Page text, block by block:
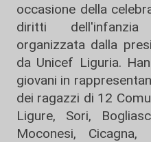
occasione della
diritti dell'infanzia
organizzata dalla
da Unicef Liguria.
giovani in
dei ragazzi di 12
Ligure, Sori,
Moconesi, Cicagna,